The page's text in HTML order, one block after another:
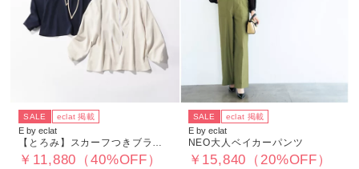
SALE eclat 掲載
E by eclat
【とろみ】スカーフつきブラウス
￥11,880（40%OFF）
SALE eclat 掲載
E by eclat
NEO大人ベイカーパンツ
￥15,840（20%OFF）